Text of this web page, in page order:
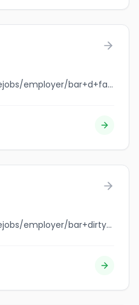
jobbank.gc.ca/browsejobs/employer/bar+d+farm/ca
jobbank.gc.ca/browsejobs/employer/bar+dirty+d/ca